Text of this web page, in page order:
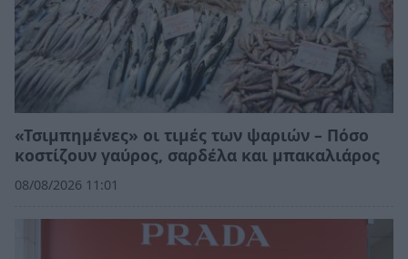
«Τσιμπημένες» οι τιμές των ψαριών – Πόσο
κοστίζουν γαύρος, σαρδέλα και μπακαλιάρος
08/08/2026 11:01